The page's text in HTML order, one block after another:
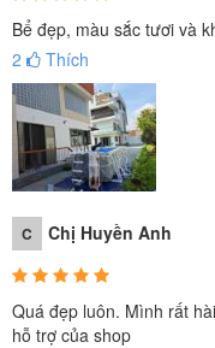
Bể đẹp, màu sắc tươi và
2
Thích
C Chị Huyền Anh
Quá đẹp luôn. Mình rất
hỗ trợ của shop